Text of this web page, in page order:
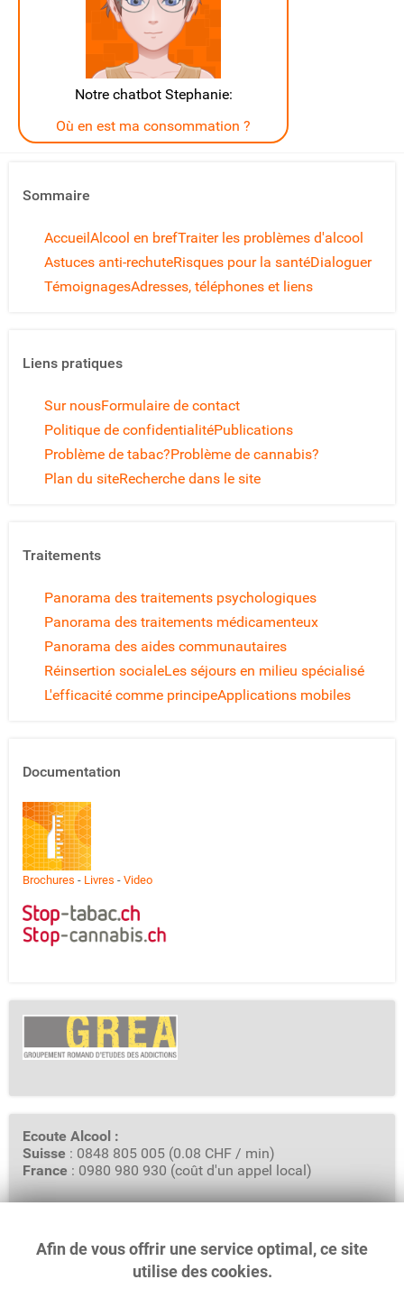
Notre chatbot Stephanie:
Où en est ma consommation ?
Sommaire
Accueil Alcool en brefTraiter les problèmes d'alcool
Astuces anti-rechuteRisques pour la santéDialoguer
TémoignagesAdresses, téléphones et liens
Liens pratiques
Sur nousFormulaire de contact
Politique de confidentialitéPublications
Problème de tabac?Problème de cannabis?
Plan du siteRecherche dans le site
Traitements
Panorama des traitements psychologiques
Panorama des traitements médicamenteux
Panorama des aides communautaires
Réinsertion socialeLes séjours en milieu spécialisé
L'efficacité comme principeApplications mobiles
Documentation
Brochures - Livres - Video
Ecoute Alcool :
Suisse : 0848 805 005 (0.08 CHF / min)
France : 0980 980 930 (coût d'un appel local)
GREA - Groupement Romand d'Etudes des Addictions
Rue Saint-Pierre 3, Case Postale 6319
Afin de vous offrir une service optimal, ce site
utilise des cookies.